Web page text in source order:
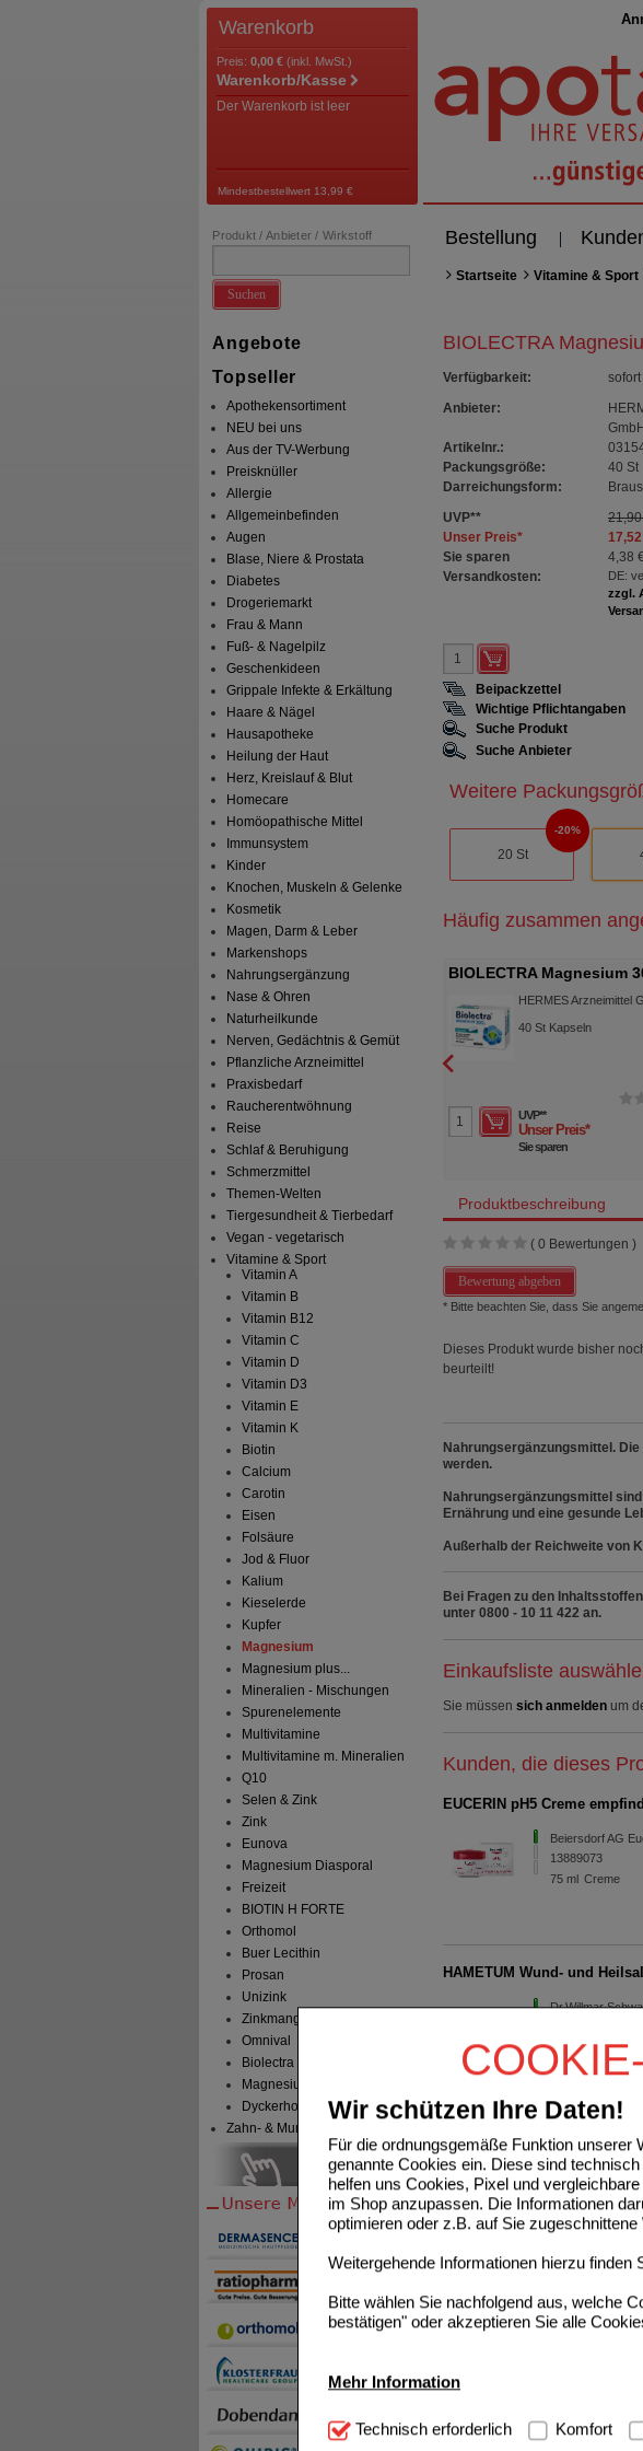
Wir schützen Ihre Daten!
Für die ordnungsgemäße Funktion
genannte Cookies ein. Diese sind
helfen uns Cookies, Pixel und
im Shop anzupassen. Die Informationen
optimieren oder z.B. auf Sie
Weitergehende Informationen hierzu finden
Bitte wählen Sie nachfolgend aus, welche
bestätigen" oder akzeptieren Sie alle
Mehr Information
Technisch Notwendig: Hierbei handelt es
notwendig sind (z.B. Navigation,
Technisch erforderlich Komfort
Warenkorb
Preis: 0,00 € (inkl. MwSt.)
Warenkorb/Kasse
Der Warenkorb ist leer
Mindestbestellwert 13,99 €
Bestellung
Produkt / Anbieter / Wirkstoff
Suchen
Angebote
Topseller
Apothekensortiment
NEU bei uns
Aus der TV-Werbung
Preisknüller
Allergie
Allgemeinbefinden
Augen
Blase, Niere & Prostata
Diabetes
Drogeriemarkt
Frau & Mann
Fuß- & Nagelpilz
Geschenkideen
Grippale Infekte & Erkältung
Haare & Nägel
Hausapotheke
Heilung der Haut
Herz, Kreislauf & Blut
Homecare
Homöopathische Mittel
Immunsystem
Kinder
Knochen, Muskeln & Gelenke
Kosmetik
Magen, Darm & Leber
Markenshops
Nahrungsergänzung
Nase & Ohren
Naturheilkunde
Nerven, Gedächtnis & Gemüt
Pflanzliche Arzneimittel
Praxisbedarf
Raucherentwöhnung
Reise
Schlaf & Beruhigung
Schmerzmittel
Themen-Welten
Tiergesundheit & Tierbedarf
Vegan - vegetarisch
Vitamine & Sport
Vitamin A
Vitamin B
Vitamin B12
Vitamin C
Vitamin D
Vitamin D3
Vitamin E
Vitamin K
Biotin
Calcium
Carotin
Eisen
Folsäure
Jod & Fluor
Kalium
Kieselerde
Kupfer
Magnesium
Magnesium plus...
Mineralien - Mischungen
Spurenelemente
Multivitamine
Multivitamine m. Mineralien
Q10
Selen & Zink
Zink
Eunova
Magnesium Diasporal
Freizeit
BIOTIN H FORTE
Orthomol
Buer Lecithin
Prosan
Unizink
Zinkmangel
Omnival
Biolectra
Magnesium Verla
Dyckerhoff Pharma
Zahn- & Mundpflege
Startseite Vitamine & Sport
BIOLECTRA
Verfügbarkeit:
Anbieter:
Artikelnr.:
Packungsgröße:
40 St
Darreichungsform:
UVP**
Unser Preis*
Sie sparen 4,38
Versandkosten:
DE:
zzgl.
Beipackzettel
Wichtige Pflichtangaben
Suche Produkt
Suche Anbieter
Weitere
20 St
20%
Häufig zusammen
BIOLECTRA Magnesium 400 mg
Nerven & Muskeln Vital
HERMES Arzneimittel GmbH
30St Pellets
UVP**
Unser Preis
Sie sparen
BIOLECTRA Magnesium
HERMES Arzneimittel
40St Kapseln
UVP**
Unser Preis*
Sie sparen
Produktbeschreibung
( 0 Bewertungen )
Bewertung abgeben
* Bitte beachten Sie, dass Sie
Dieses Produkt wurde bisher
beurteilt!
Nahrungsergänzungsmittel.
werden.
Nahrungsergänzungsmittel
Ernährung und eine gesunde
Außerhalb der Reichweite von
Bei Fragen zu den
unter 0800 - 10 11 422 an.
Einkaufsliste
Sie müssen sich anmelden um
Kunden, die dieses
EUCERIN pH5 Creme
Beiersdorf AG
13889073
75 ml Creme
HAMETUM Wund- und
Dr.Willmar
00429051
100g Salbe
CHIROPLEXAN H Tropfen
Alexander
KG
03957000